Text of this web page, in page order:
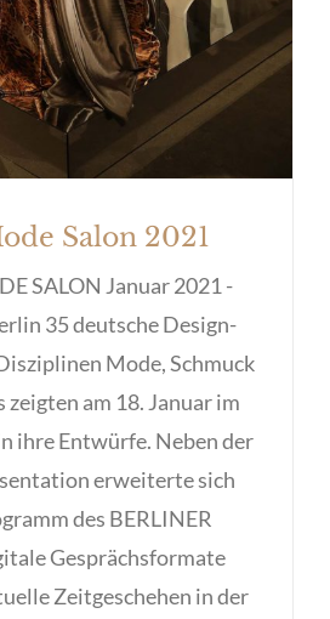
Salon 2021
SALON Januar 2021 -
35 deutsche Design-
Mode, Schmuck
zeigten am 18. Januar im
ihre Entwürfe. Neben der
erweiterte sich
des BERLINER
Gesprächsformate
Zeitgeschehen in der